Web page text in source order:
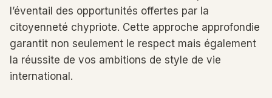
l’éventail des opportunités offertes par la
citoyenneté chypriote. Cette approche approfondie
garantit non seulement le respect mais également
la réussite de vos ambitions de style de vie
international.